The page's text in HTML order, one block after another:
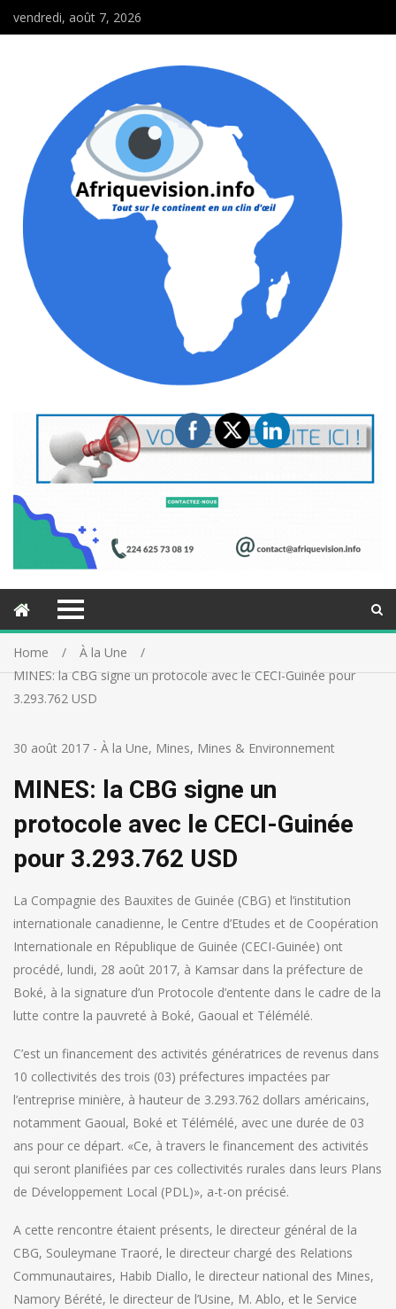
vendredi, août 7, 2026
Home
À la Une
MINES: la CBG signe un protocole avec le CECI-Guinée pour
3.293.762 USD
30 août 2017 - À la Une, Mines, Mines & Environnement
MINES: la CBG signe un
protocole avec le CECI-Guinée
pour 3.293.762 USD
La Compagnie des Bauxites de Guinée (CBG) et l’institution
internationale canadienne, le Centre d’Etudes et de Coopération
Internationale en République de Guinée (CECI-Guinée) ont
procédé, lundi, 28 août 2017, à Kamsar dans la préfecture de
Boké, à la signature d’un Protocole d’entente dans le cadre de la
lutte contre la pauvreté à Boké, Gaoual et Télémélé.
C’est un financement des activités génératrices de revenus dans
10 collectivités des trois (03) préfectures impactées par
l’entreprise minière, à hauteur de 3.293.762 dollars américains,
notamment Gaoual, Boké et Télémélé, avec une durée de 03
ans pour ce départ. «Ce, à travers le financement des activités
qui seront planifiées par ces collectivités rurales dans leurs Plans
de Développement Local (PDL)», a-t-on précisé.
A cette rencontre étaient présents, le directeur général de la
CBG, Souleymane Traoré, le directeur chargé des Relations
Communautaires, Habib Diallo, le directeur national des Mines,
Namory Bérété, le directeur de l’Usine, M. Ablo, et le Service